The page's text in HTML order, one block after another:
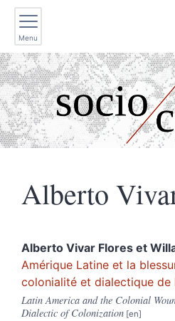
Menu
Alberto
Alberto Vivar Flores et
Amérique Latine et la
colonialité et dialectique de
Latin America and the Colonial
Dialectic of Colonization